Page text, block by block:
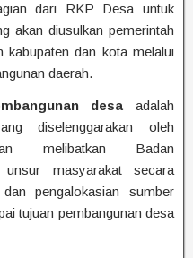
dari RKP Desa untuk
akan diusulkan pemerintah
kabupaten dan kota melalui
daerah.
desa adalah
diselenggarakan oleh
melibatkan Badan
masyarakat secara
pengalokasian sumber
tujuan pembangunan desa